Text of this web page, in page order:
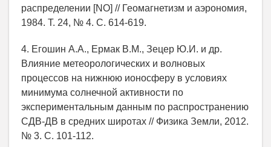
распределении [NO] // Геомагнетизм и аэрономия,
1984. Т. 24, № 4. С. 614-619.
4. Егошин А.А., Ермак В.М., Зецер Ю.И. и др.
Влияние метеорологических и волновых
процессов на нижнюю ионосферу в условиях
минимума солнечной активности по
экспериментальным данным по распространению
СДВ-ДВ в средних широтах // Физика Земли, 2012.
№ 3. С. 101-112.